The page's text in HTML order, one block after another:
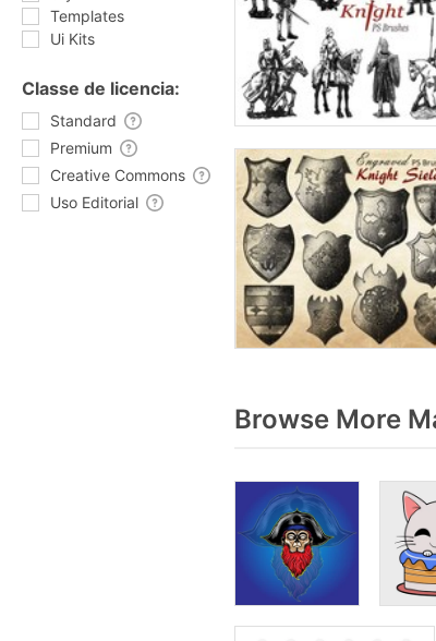
Templates
Ui Kits
Classe de licencia:
Standard
Premium
Creative Commons
Uso Editorial
Browse More